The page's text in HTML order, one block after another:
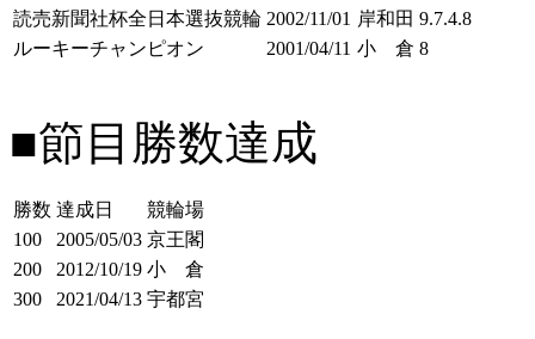
読売新聞社杯全日本選抜競輪 2002/11/01 岸和田 9.7.4.8
ルーキーチャンピオン
2001/04/11 小 倉 8
■節目勝数達成
勝数 達成日
競輪場
100
2005/05/03 京王閣
200
2012/10/19 小 倉
300
2021/04/13 宇都宮